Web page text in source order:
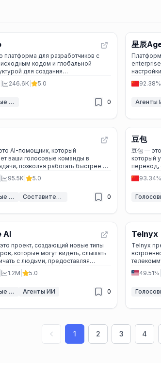
платформа для разработчиков с
кодом и глобальной
для создания
голосовых, видео и ИИ-
в реальном времени.
246.6K 5.0
Голосовые ассистенты ИИ 0
星辰
ИИ-
готовых
92.38%
Агенты
AI-помощник, который
ваши голосовые команды в
позволяя работать быстрее и
95.5K 5.0
Голосовые ассистенты ИИ Составитель писем ИИ 0
豆包
豆包 —
который
перевод,
93.34%
AI
проект, создающий новые типы
которые могут видеть, слышать
с людьми, предоставляя
и легкие очки для
использования.
1.2M 5.0
Голосовые ассистенты ИИ Агенты ИИ 0
Telnyx
Telnyx
звонков
49.51%
1 2 3 4